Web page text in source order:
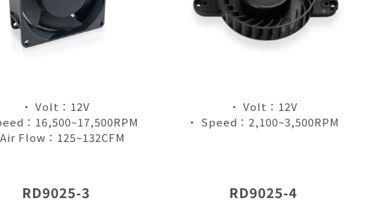
• Volt：12V
：16,500~17,500RPM
Flow：125~132CFM
• Volt：12V
• Speed：2,100~3,500RPM
RD9025-3 RD9025-4